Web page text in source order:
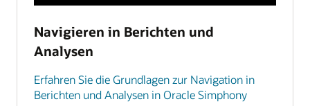
Navigieren in Berichten und
Analysen
Erfahren Sie die Grundlagen zur Navigation in
Berichten und Analysen in Oracle Simphony